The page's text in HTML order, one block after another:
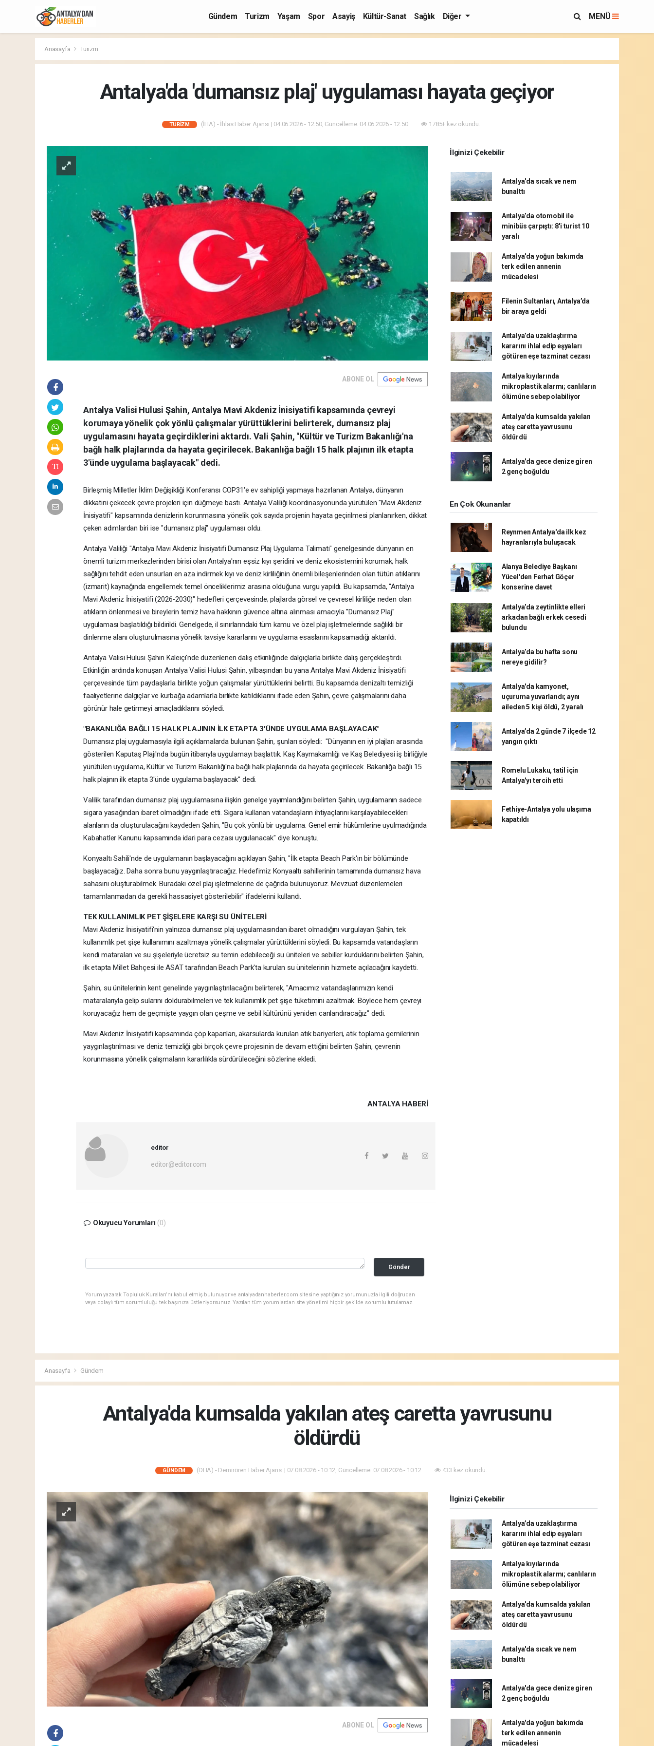
Gündem Turizm Yaşam Spor Asayiş Kültür-Sanat Sağlık Diğer MENÜ
Anasayfa Turizm
Antalya'da 'dumansız plaj' uygulaması hayata geçiyor
TURIZM (İHA) - İhlas Haber Ajansı | 04.06.2026 - 12:50, Güncelleme: 04.06.2026 - 12:50 1785+ kez okundu.
ABONE OL
Antalya Valisi Hulusi Şahin, Antalya Mavi Akdeniz İnisiyatifi kapsamında çevreyi
korumaya yönelik çok yönlü çalışmalar yürüttüklerini belirterek, dumansız plaj
uygulamasını hayata geçirdiklerini aktardı. Vali Şahin, "Kültür ve Turizm Bakanlığı'na
bağlı halk plajlarında da hayata geçirilecek. Bakanlığa bağlı 15 halk plajının ilk etapta
3'ünde uygulama başlayacak" dedi.
Birleşmiş Milletler İklim Değişikliği Konferansı COP31'e ev sahipliği yapmaya hazırlanan Antalya, dünyanın
dikkatini çekecek çevre projeleri için düğmeye bastı. Antalya Valiliği koordinasyonunda yürütülen "Mavi Akdeniz
İnisiyatifi" kapsamında denizlerin korunmasına yönelik çok sayıda projenin hayata geçirilmesi planlanırken, dikkat
çeken adımlardan biri ise "dumansız plaj" uygulaması oldu.
Antalya Valiliği "Antalya Mavi Akdeniz İnisiyatifi Dumansız Plaj Uygulama Talimatı" genelgesinde dünyanın en
önemli turizm merkezlerinden birisi olan Antalya'nın eşsiz kıyı şeridini ve deniz ekosistemini korumak, halk
sağlığını tehdit eden unsurları en aza indirmek kıyı ve deniz kirliliğinin önemli bileşenlerinden olan tütün atıklarını
(izmarit) kaynağında engellemek temel önceliklerimiz arasına olduğuna vurgu yapıldı. Bu kapsamda, "Antalya
Mavi Akdeniz İnisiyatifi (2026-2030)" hedefleri çerçevesinde; plajlarda görsel ve çevresel kirliliğe neden olan
atıkların önlenmesi ve bireylerin temiz hava hakkının güvence altına alınması amacıyla "Dumansız Plaj"
uygulaması başlatıldığı bildirildi. Genelgede, il sınırlarındaki tüm kamu ve özel plaj işletmelerinde sağlıklı bir
dinlenme alanı oluşturulmasına yönelik tavsiye kararlarını ve uygulama esaslarını kapsamadığı aktarıldı.
Antalya Valisi Hulusi Şahin Kaleiçi'nde düzenlenen dalış etkinliğinde dalgıçlarla birlikte dalış gerçekleştirdi.
Etkinliğin ardında konuşan Antalya Valisi Hulusi Şahin, yılbaşından bu yana Antalya Mavi Akdeniz İnisiyatifi
çerçevesinde tüm paydaşlarla birlikte yoğun çalışmalar yürüttüklerini belirtti. Bu kapsamda denizaltı temizliği
faaliyetlerine dalgıçlar ve kurbağa adamlarla birlikte katıldıklarını ifade eden Şahin, çevre çalışmalarını daha
görünür hale getirmeyi amaçladıklarını söyledi.
"BAKANLIĞA BAĞLI 15 HALK PLAJININ İLK ETAPTA 3'ÜNDE UYGULAMA BAŞLAYACAK"
Dumansız plaj uygulamasıyla ilgili açıklamalarda bulunan Şahin, şunları söyledi: "Dünyanın en iyi plajları arasında
gösterilen Kaputaş Plajı'nda bugün itibarıyla uygulamayı başlattık. Kaş Kaymakamlığı ve Kaş Belediyesi iş birliğiyle
yürütülen uygulama, Kültür ve Turizm Bakanlığı'na bağlı halk plajlarında da hayata geçirilecek. Bakanlığa bağlı 15
halk plajının ilk etapta 3'ünde uygulama başlayacak" dedi.
Valilik tarafından dumansız plaj uygulamasına ilişkin genelge yayımlandığını belirten Şahin, uygulamanın sadece
sigara yasağından ibaret olmadığını ifade etti. Sigara kullanan vatandaşların ihtiyaçlarını karşılayabilecekleri
alanların da oluşturulacağını kaydeden Şahin, "Bu çok yönlü bir uygulama. Genel emir hükümlerine uyulmadığında
Kabahatler Kanunu kapsamında idari para cezası uygulanacak" diye konuştu.
Konyaaltı Sahili'nde de uygulamanın başlayacağını açıklayan Şahin, "İlk etapta Beach Park'ın bir bölümünde
başlayacağız. Daha sonra bunu yaygınlaştıracağız. Hedefimiz Konyaaltı sahillerinin tamamında dumansız hava
sahasını oluşturabilmek. Buradaki özel plaj işletmelerine de çağrıda bulunuyoruz. Mevzuat düzenlemeleri
tamamlanmadan da gerekli hassasiyet gösterilebilir" ifadelerini kullandı.
TEK KULLANIMLIK PET ŞİŞELERE KARŞI SU ÜNİTELERİ
Mavi Akdeniz İnisiyatifi'nin yalnızca dumansız plaj uygulamasından ibaret olmadığını vurgulayan Şahin, tek
kullanımlık pet şişe kullanımını azaltmaya yönelik çalışmalar yürüttüklerini söyledi. Bu kapsamda vatandaşların
kendi mataraları ve su şişeleriyle ücretsiz su temin edebileceği su üniteleri ve sebiller kurduklarını belirten Şahin,
ilk etapta Millet Bahçesi ile ASAT tarafından Beach Park'ta kurulan su ünitelerinin hizmete açılacağını kaydetti.
Şahin, su ünitelerinin kent genelinde yaygınlaştırılacağını belirterek, "Amacımız vatandaşlarımızın kendi
mataralarıyla gelip sularını doldurabilmeleri ve tek kullanımlık pet şişe tüketimini azaltmak. Böylece hem çevreyi
koruyacağız hem de geçmişte yaygın olan çeşme ve sebil kültürünü yeniden canlandıracağız" dedi.
Mavi Akdeniz İnisiyatifi kapsamında çöp kapanları, akarsularda kurulan atık bariyerleri, atık toplama gemilerinin
yaygınlaştırılması ve deniz temizliği gibi birçok çevre projesinin de devam ettiğini belirten Şahin, çevrenin
korunmasına yönelik çalışmaların kararlılıkla sürdürüleceğini sözlerine ekledi.
ANTALYA HABERİ
editor
editor@editor.com
Okuyucu Yorumları (0)
Gönder
Yorum yazarak Topluluk Kuralları’nı kabul etmiş bulunuyor ve antalyadanhaberler.com sitesine yaptığınız yorumunuzla ilgili doğrudan
veya dolaylı tüm sorumluluğu tek başınıza üstleniyorsunuz. Yazılan tüm yorumlardan site yönetimi hiçbir şekilde sorumlu tutulamaz.
İlginizi Çekebilir
Antalya'da sıcak ve nem
bunalttı
Antalya’da otomobil ile
minibüs çarpıştı: 8'i turist 10
yaralı
Antalya'da yoğun bakımda
terk edilen annenin
mücadelesi
Filenin Sultanları, Antalya’da
bir araya geldi
Antalya’da uzaklaştırma
kararını ihlal edip eşyaları
götüren eşe tazminat cezası
Antalya kıyılarında
mikroplastik alarmı; canlıların
ölümüne sebep olabiliyor
Antalya'da kumsalda yakılan
ateş caretta yavrusunu
öldürdü
Antalya'da gece denize giren
2 genç boğuldu
En Çok Okunanlar
Reynmen Antalya'da ilk kez
hayranlarıyla buluşacak
Alanya Belediye Başkanı
Yücel'den Ferhat Göçer
konserine davet
Antalya’da zeytinlikte elleri
arkadan bağlı erkek cesedi
bulundu
Antalya’da bu hafta sonu
nereye gidilir?
Antalya'da kamyonet,
uçuruma yuvarlandı; aynı
aileden 5 kişi öldü, 2 yaralı
Antalya’da 2 günde 7 ilçede 12
yangın çıktı
Romelu Lukaku, tatil için
Antalya'yı tercih etti
Fethiye-Antalya yolu ulaşıma
kapatıldı
Anasayfa Gündem
Antalya'da kumsalda yakılan ateş caretta yavrusunu
öldürdü
GÜNDEM (DHA) - Demirören Haber Ajansı | 07.08.2026 - 10:12, Güncelleme: 07.08.2026 - 10:12 433 kez okundu.
ABONE OL
İlginizi Çekebilir
Antalya’da uzaklaştırma
kararını ihlal edip eşyaları
götüren eşe tazminat cezası
Antalya kıyılarında
mikroplastik alarmı; canlıların
ölümüne sebep olabiliyor
Antalya'da kumsalda yakılan
ateş caretta yavrusunu
öldürdü
Antalya'da sıcak ve nem
bunalttı
Antalya'da gece denize giren
2 genç boğuldu
Antalya'da yoğun bakımda
terk edilen annenin
mücadelesi